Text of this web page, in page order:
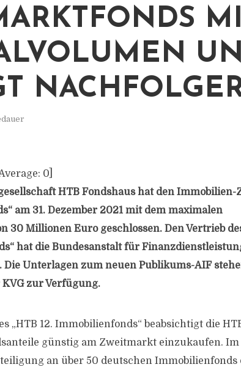
MIT
NACHFOLGER
0
HTB Fondshaus hat den
am 31. Dezember 2021 mit dem maximalen
30 Millionen Euro geschlossen. Den Vertrieb
hat die Bundesanstalt für
Die Unterlagen zum neuen Publikums-AIF
zur Verfügung.
„HTB 12. Immobilienfonds“ beabsichtigt die
günstig am Zweitmarkt einzukaufen. Im
an über 50 deutschen Immobilienfonds